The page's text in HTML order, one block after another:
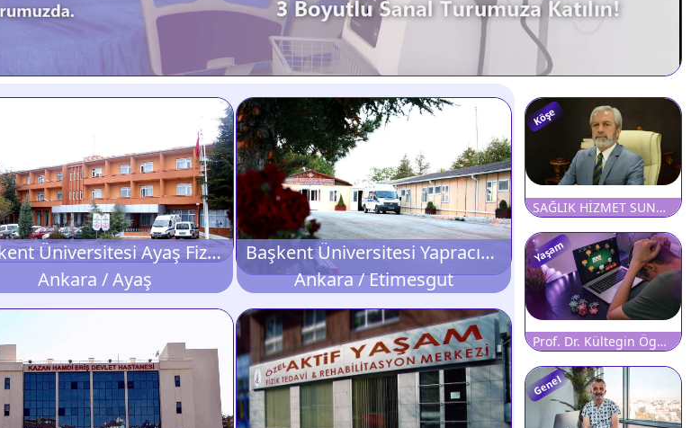
Başkent Üniversitesi Ayaş Fizik Tedavi ve Rehabilitasyon Merkezi
Ankara / Ayaş
Başkent Üniversitesi Yapracık Geriatri ve Psikolojik Rehabilitasyon Merkezi
Ankara / Etimesgut
Köşe
SAĞLIK HİZMET SUNUMU VE TIBBİ CİHAZ TEDARİKİNDE DÜN, BUGÜN VE YARIN
Yaşam
Prof. Dr. Kültegin Ögel: ?Kumar Bağımlılığında Beynin Yapısı Bozuluyor Ve Beyin Aktivasyonu Yüzde 30 Düşüyor!?
Genel